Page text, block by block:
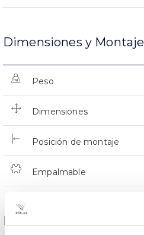
Dimensiones y Montaje
Peso
Dimensiones
Posición de montaje
Empalmable
Datos ópticos